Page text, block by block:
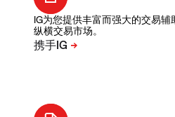
IG为您提供丰富而强大的交易辅
纵横交易市场。